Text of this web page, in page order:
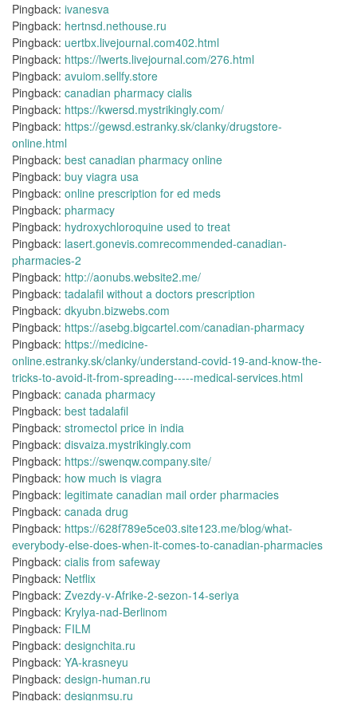
Pingback: ivanesva
Pingback: hertnsd.nethouse.ru
Pingback: uertbx.livejournal.com402.html
Pingback: https://lwerts.livejournal.com/276.html
Pingback: avuiom.sellfy.store
Pingback: canadian pharmacy cialis
Pingback: https://kwersd.mystrikingly.com/
Pingback: https://gewsd.estranky.sk/clanky/drugstore-
online.html
Pingback: best canadian pharmacy online
Pingback: buy viagra usa
Pingback: online prescription for ed meds
Pingback: pharmacy
Pingback: hydroxychloroquine used to treat
Pingback: lasert.gonevis.comrecommended-canadian-
pharmacies-2
Pingback: http://aonubs.website2.me/
Pingback: tadalafil without a doctors prescription
Pingback: dkyubn.bizwebs.com
Pingback: https://asebg.bigcartel.com/canadian-pharmacy
Pingback: https://medicine-
online.estranky.sk/clanky/understand-covid-19-and-know-the-
tricks-to-avoid-it-from-spreading-----medical-services.html
Pingback: canada pharmacy
Pingback: best tadalafil
Pingback: stromectol price in india
Pingback: disvaiza.mystrikingly.com
Pingback: https://swenqw.company.site/
Pingback: how much is viagra
Pingback: legitimate canadian mail order pharmacies
Pingback: canada drug
Pingback: https://628f789e5ce03.site123.me/blog/what-
everybody-else-does-when-it-comes-to-canadian-pharmacies
Pingback: cialis from safeway
Pingback: Netflix
Pingback: Zvezdy-v-Afrike-2-sezon-14-seriya
Pingback: Krylya-nad-Berlinom
Pingback: FILM
Pingback: designchita.ru
Pingback: YA-krasneyu
Pingback: design-human.ru
Pingback: designmsu.ru